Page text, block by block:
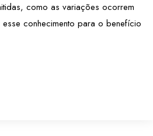
como as variações ocorrem
conhecimento para o benefício